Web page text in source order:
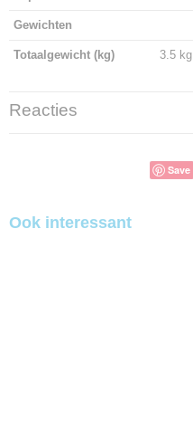
Gewichten
Totaalgewicht (kg) 3.5 kg
Reacties
Save
Ook interessant